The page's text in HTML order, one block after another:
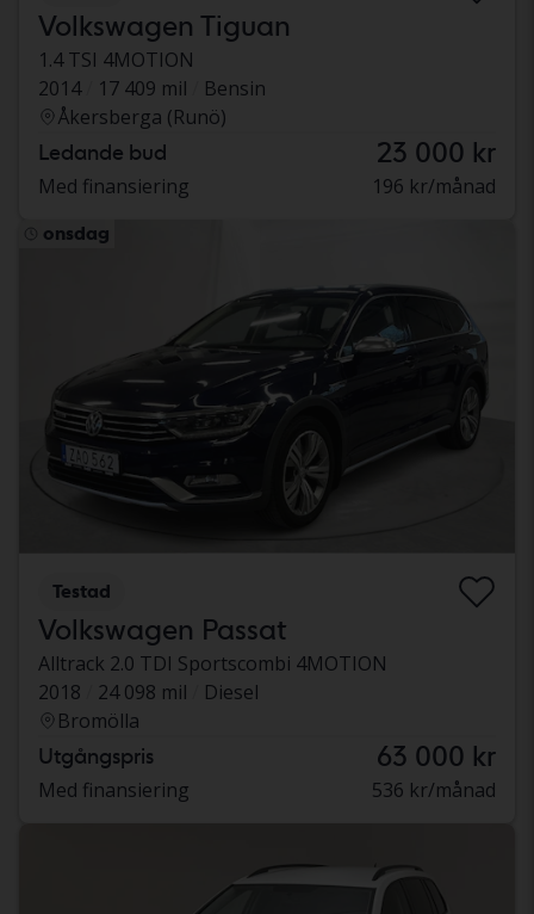
Volkswagen Tiguan
1.4 TSI 4MOTION
2014
17 409 mil
Bensin
Åkersberga (Runö)
Ledande bud 23 000 kr
Med finansiering 196 kr/månad
onsdag
Testad
Volkswagen Passat
Alltrack 2.0 TDI Sportscombi 4MOTION
2018
24 098 mil
Diesel
Bromölla
Utgångspris 63 000 kr
Med finansiering 536 kr/månad